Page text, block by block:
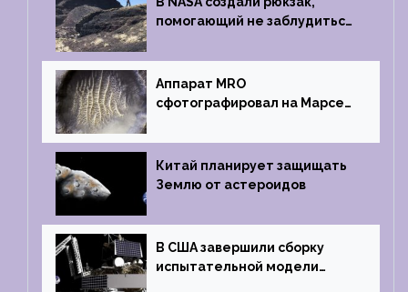
помогающий не заблудиться
Аппарат MRO
сфотографировал на Марсе
на отпечаток пальца
Китай планирует защищать
Землю от астероидов
В США завершили сборку
испытательной модели